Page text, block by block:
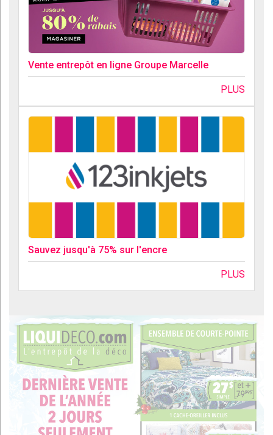
Vente entrepôt en ligne Groupe Marcelle
PLUS
Sauvez jusqu'à 75% sur l'encre
PLUS